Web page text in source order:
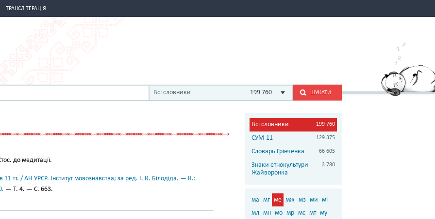
ТРАНСЛІТЕРАЦІЯ
Всі словники 199 760 ШУКАТИ
до медитації.
11 тт. / АН УРСР. Інститут мовознавства; за ред. І. К. Білодіда. — К.:
— Т. 4. — С. 663.
Всі словники 199 760
СУМ-11 129 375
Словарь Грінченка 66 605
Знаки етнокультури
Жайворонка
3 780
ма мг ме мж мз ми мі
мл мн мо мр мс мт му